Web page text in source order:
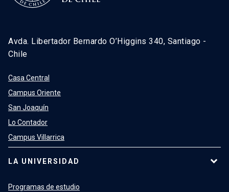
Avda. Libertador Bernardo O’Higgins 340, Santiago -
Chile
Casa Central
Campus Oriente
San Joaquín
Lo Contador
Campus Villarrica
LA UNIVERSIDAD
Programas de estudio